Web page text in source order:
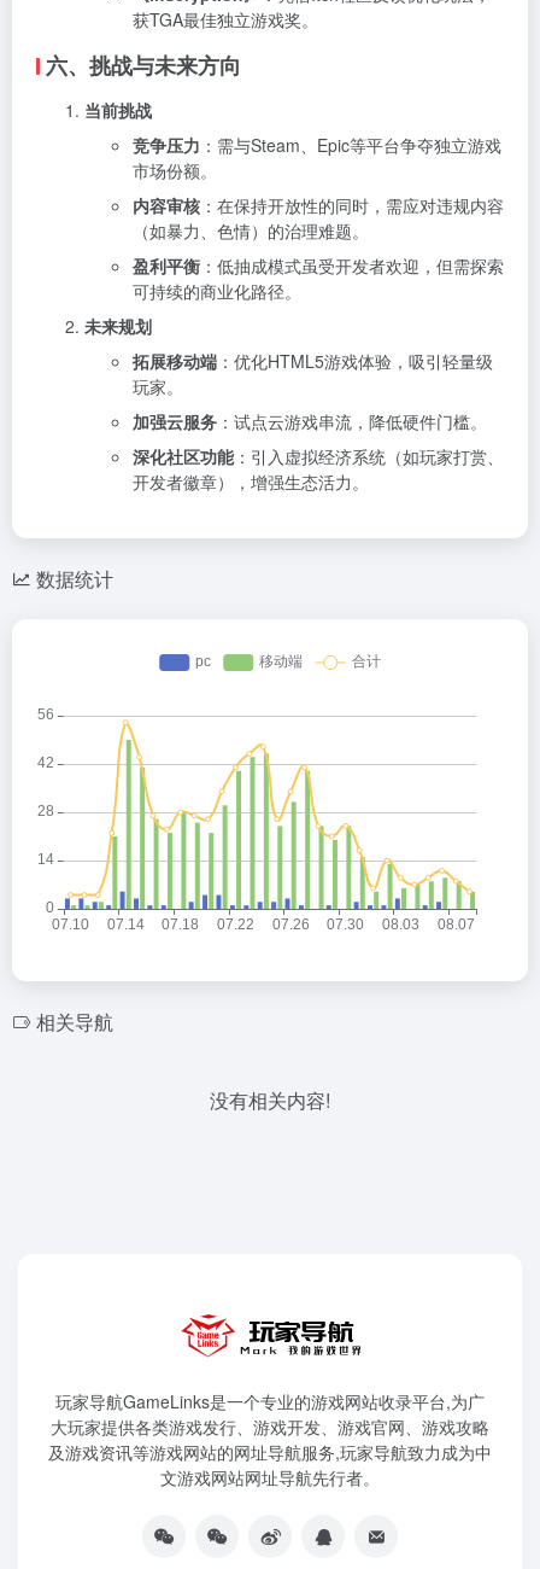
获TGA最佳独立游戏奖。
六、挑战与未来方向
当前挑战
竞争压力 ：需与Steam、Epic等平台争夺独立游戏
市场份额。
内容审核 ：在保持开放性的同时，需应对违规内容
（如暴力、色情）的治理难题。
盈利平衡 ：低抽成模式虽受开发者欢迎，但需探索
可持续的商业化路径。
未来规划
拓展移动端 ：优化HTML5游戏体验，吸引轻量级
玩家。
加强云服务 ：试点云游戏串流，降低硬件门槛。
深化社区功能：引入虚拟经济系统（如玩家打赏、
开发者徽章），增强生态活力。
数据统计
相关导航
没有相关内容!
玩家导航GameLinks是一个专业的游戏网站收录平台,为广
大玩家提供各类游戏发行、游戏开发、游戏官网、游戏攻略
及游戏资讯等游戏网站的网址导航服务,玩家导航致力成为中
文游戏网站网址导航先行者。